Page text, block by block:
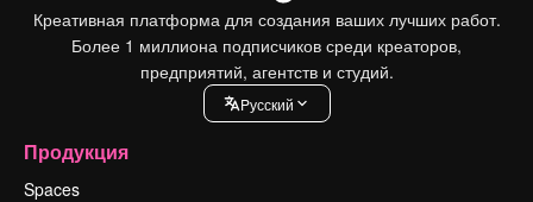
Креативная платформа для создания ваших лучших работ.
Более 1 миллиона подписчиков среди креаторов,
предприятий, агентств и студий.
Pусский
Продукция
Spaces